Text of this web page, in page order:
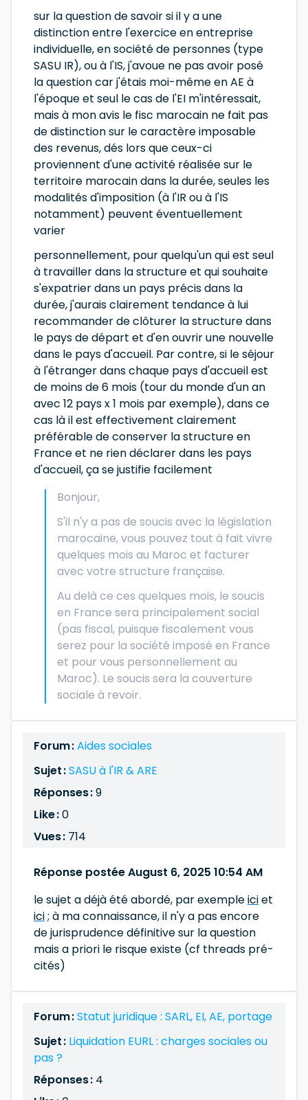
sur la question de savoir si il y a une
distinction entre l'exercice en entreprise
individuelle, en société de personnes (type
SASU IR), ou à l'IS, j'avoue ne pas avoir posé
la question car j'étais moi-même en AE à
l'époque et seul le cas de l'EI m'intéressait,
mais à mon avis le fisc marocain ne fait pas
de distinction sur le caractère imposable
des revenus, dés lors que ceux-ci
proviennent d'une activité réalisée sur le
territoire marocain dans la durée, seules les
modalités d'imposition (à l'IR ou à l'IS
notamment) peuvent éventuellement
varier
personnellement, pour quelqu'un qui est seul
à travailler dans la structure et qui souhaite
s'expatrier dans un pays précis dans la
durée, j'aurais clairement tendance à lui
recommander de clôturer la structure dans
le pays de départ et d'en ouvrir une nouvelle
dans le pays d'accueil. Par contre, si le séjour
à l'étranger dans chaque pays d'accueil est
de moins de 6 mois (tour du monde d'un an
avec 12 pays x 1 mois par exemple), dans ce
cas là il est effectivement clairement
préférable de conserver la structure en
France et ne rien déclarer dans les pays
d'accueil, ça se justifie facilement
Bonjour,
S'il n'y a pas de soucis avec la législation
marocaine, vous pouvez tout à fait vivre
quelques mois au Maroc et facturer
avec votre structure française.
Au delà ce ces quelques mois, le soucis
en France sera principalement social
(pas fiscal, puisque fiscalement vous
serez pour la société imposé en France
et pour vous personnellement au
Maroc). Le soucis sera la couverture
sociale à revoir.
Forum :Aides sociales
Sujet :SASU à l'IR & ARE
Réponses :9
Like :0
Vues : 714
Réponse postée August 6, 2025 10:54 AM
le sujet a déjà été abordé, par exempleiciet
ici; à ma connaissance, il n'y a pas encore
de jurisprudence définitive sur la question
mais a priori le risque existe (cf threads pré-
cités)
Forum :Statut juridique : SARL, EI, AE, portage
Sujet : Liquidation EURL : charges sociales ou
pas ?
Réponses : 4